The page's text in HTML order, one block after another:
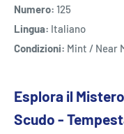
Numero: 125
Lingua: Italiano
Condizioni: Mint / Near
Esplora il
Scudo -